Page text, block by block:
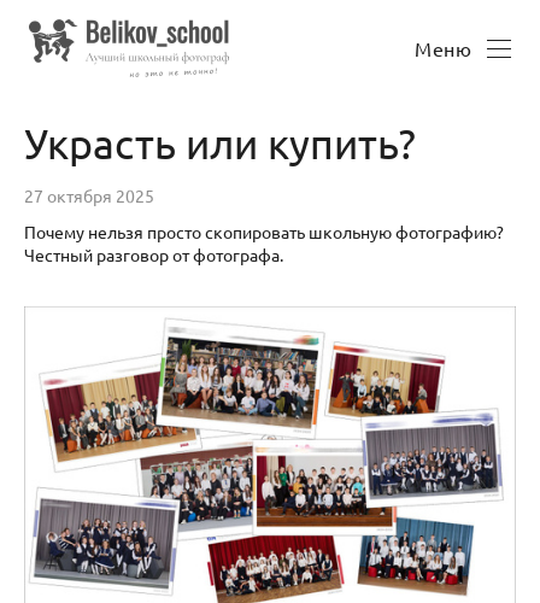
Меню
Украсть или купить?
27 октября 2025
Почему нельзя просто скопировать школьную фотографию?
Честный разговор от фотографа.